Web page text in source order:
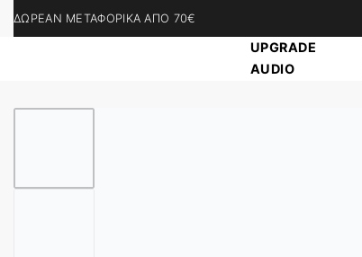
ΔΩΡΕΑΝ ΜΕΤΑΦΟΡΙΚΑ ΑΠΟ 70€
UPGRADE
AUDIO